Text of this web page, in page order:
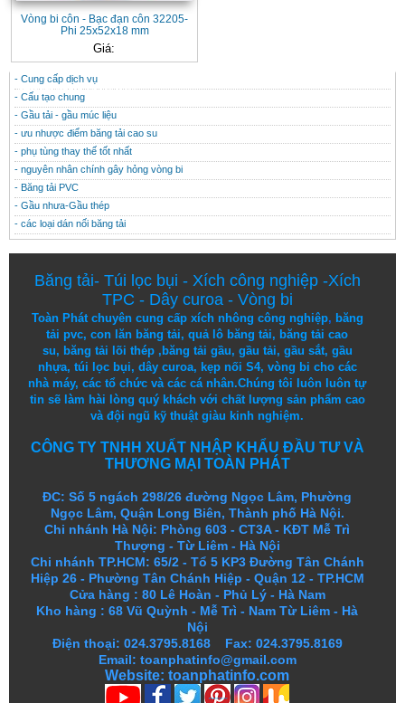
Vòng bi côn - Bạc đạn côn 32205-
Phi 25x52x18 mm
Giá:
CONTACT
THÔNG TIN HỮU ÍCH
- Cung cấp dịch vụ
- Cấu tạo chung
- Gầu tải - gầu múc liệu
- ưu nhược điểm băng tải cao su
- phụ tùng thay thế tốt nhất
- nguyên nhân chính gây hỏng vòng bi
- Băng tải PVC
- Gầu nhưa-Gầu thép
- các loại dán nối băng tải
Băng tải- Túi lọc bụi - Xích công nghiệp-Xích
TPC - Dây curoa - Vòng bi
Toàn Phát chuyên cung cấp xích nhông công nghiệp, băng
tải pvc,con lăn băng tải,quả lô băng tải, băng tải cao
su, băng tải lõi thép,băng tải gầu, gầu tải, gầu sắt, gầu
nhựa, túi lọc bụi, dây curoa, kẹp nối S4, vòng bi cho các
nhà máy, các tổ chức và các cá nhân.Chúng tôi luôn luôn tự
tin sẽ làm hài lòng quý khách với chất lượng sảnphẩm cao
và đội ngũ kỹ thuật giàu kinh nghiệm.
CÔNG TY TNHH XUẤT NHẬP KHẨU ĐẦU TƯ VÀ
THƯƠNG MẠI TOÀN PHÁT
ĐC: Số 5 ngách 298/26 đường Ngọc Lâm, Phường
Ngọc Lâm, Quận Long Biên, Thành phố Hà Nội.
Chi nhánh Hà Nội: Phòng 603 - CT3A - KĐT Mễ Trì
Thượng - Từ Liêm - Hà Nội
Chi nhánh TP.HCM: 65/2 - Tổ 5 KP3 Đường Tân Chánh
Hiệp 26 - Phường Tân Chánh Hiệp - Quận 12 - TP.HCM
Cửa hàng : 80 Lê Hoàn - Phủ Lý - Hà Nam
Kho hàng :68 Vũ Quỳnh - Mễ Trì - Nam Từ Liêm - Hà
Nội
Điện thoại: 024.3795.8168 Fax: 024.3795.8169
Email: toanphatinfo@gmail.com
Website: toanphatinfo.com